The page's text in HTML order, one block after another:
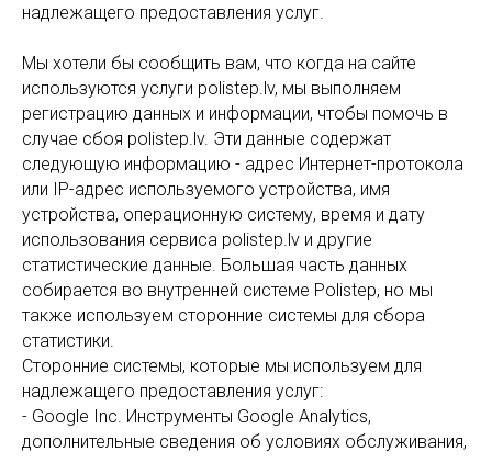
надлежащего предоставления услуг.
Мы хотели бы сообщить вам, что когда на сайте
используются услуги polistep.lv, мы выполняем
регистрацию данных и информации, чтобы помочь в
случае сбоя polistep.lv. Эти данные содержат
следующую информацию - адрес Интернет-протокола
или IP-адрес используемого устройства, имя
устройства, операционную систему, время и дату
использования сервиса polistep.lv и другие
статистические данные. Большая часть данных
собирается во внутренней системе Polistep, но мы
также используем сторонние системы для сбора
статистики.
Сторонние системы, которые мы используем для
надлежащего предоставления услуг:
- Google Inc. Инструменты Google Analytics,
дополнительные сведения об условиях обслуживания,